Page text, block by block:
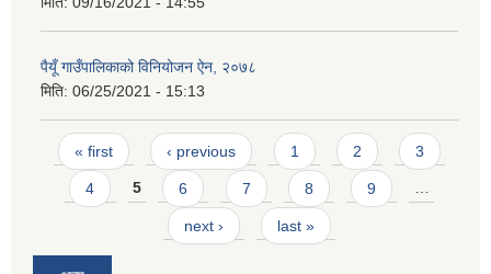
पैयूँ गाउँपालिकाको विनियोजन ऐन, २०७८
मिति: 06/25/2021 - 15:13
Pages
« first ‹ previous 1 2 3
4 5 6 7 8 9 …
next › last »